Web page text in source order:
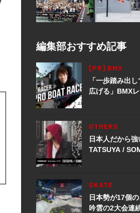
編集部おすすめ記事
[PR] BMX
「一歩踏み出
広げる」BMX
レーサーへ転
OTHERS
日本人だから強
TATSUYA /
SKATE
日本勢が17個
吟雲の2大会連